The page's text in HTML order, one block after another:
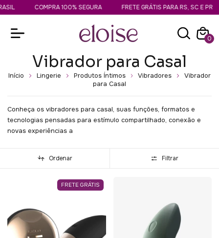
COMPRA 100% SEGURA FRETE GRÁTIS PARA RS, SC E PR
0
Vibrador para Casal
Início Lingerie Produtos Íntimos Vibradores
Vibrador
para Casal
Conheça os vibradores para casal, suas funções, formatos e
tecnologias pensadas para estímulo compartilhado, conexão e
novas experiências a
Ordenar Filtrar
FRETE GRÁTIS